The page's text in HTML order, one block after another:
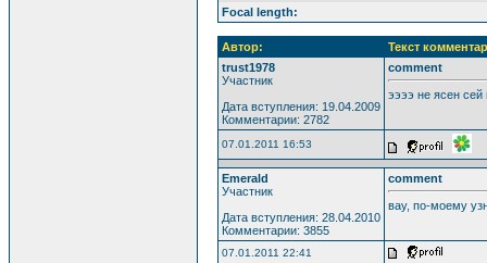
Focal length:
Автор:
Текст
trust1978
Участник
Дата вступления: 19.04.2009
Комментарии: 2782
comment
ээээ не ясен
07.01.2011 16:53
Emerald
Участник
Дата вступления: 28.04.2010
Комментарии: 3855
comment
вау, по-моему
07.01.2011 22:41